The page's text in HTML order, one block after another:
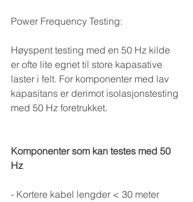
Power Frequency Testing:
Høyspent testing med en 50 Hz kilde
er ofte lite egnet til store kapasative
laster i felt. For komponenter med lav
kapasitans er derimot isolasjonstesting
med 50 Hz foretrukket.
Komponenter som kan testes med 50
Hz
- Kortere kabel lengder < 30 meter